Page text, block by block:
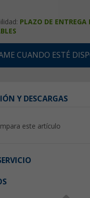
PLAZO DE ENTREGA
CUANDO ESTÉ
Y DESCARGAS
este artículo